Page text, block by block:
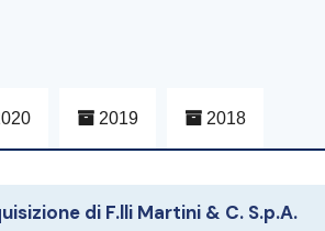
2019 2018
di F.lli Martini & C. S.p.A.